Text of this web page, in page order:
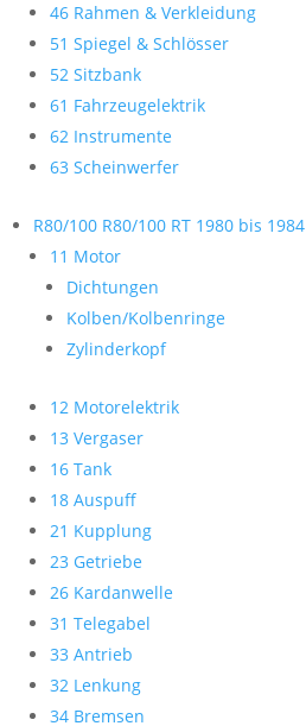
46 Rahmen & Verkleidung
51 Spiegel & Schlösser
52 Sitzbank
61 Fahrzeugelektrik
62 Instrumente
63 Scheinwerfer
R80/100 R80/100 RT 1980 bis 1984
11 Motor
Dichtungen
Kolben/Kolbenringe
Zylinderkopf
12 Motorelektrik
13 Vergaser
16 Tank
18 Auspuff
21 Kupplung
23 Getriebe
26 Kardanwelle
31 Telegabel
33 Antrieb
32 Lenkung
34 Bremsen